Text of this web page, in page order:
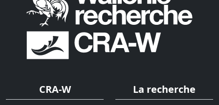
CRA-W La recherche